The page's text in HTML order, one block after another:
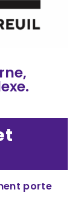
porte